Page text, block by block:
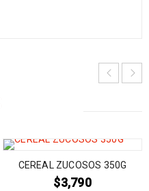
CEREAL ZUCOSOS 350G
$3,790